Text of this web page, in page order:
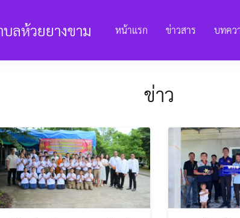
ลห้วยยางขาม หน้าแรก ข่าวสาร บทคว
E-Service ยื่นแบบคำร้อง
ข่าว